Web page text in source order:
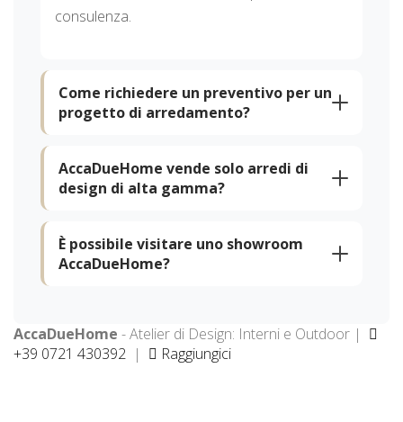
consulenza.
Come richiedere un preventivo per un
progetto di arredamento?
AccaDueHome vende solo arredi di
design di alta gamma?
È possibile visitare uno showroom
AccaDueHome?
AccaDueHome - Atelier di Design: Interni e Outdoor |
+39 0721 430392 | Raggiungici